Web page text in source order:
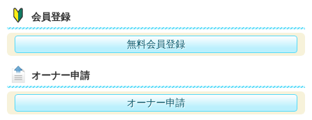
会員登録
無料会員登録
オーナー申請
オーナー申請